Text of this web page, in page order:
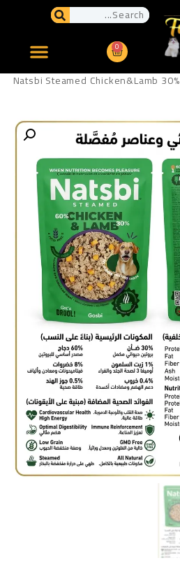
0
/ Natsbi Steamed Chicken&Lamb 30%